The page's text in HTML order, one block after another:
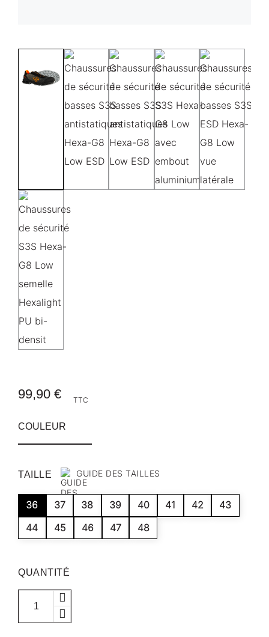
99,90 € TTC
COULEUR
TAILLE GUIDE DES TAILLES
36 37 38 39 40 41 42
43
44
45 46 47 48
QUANTITÉ